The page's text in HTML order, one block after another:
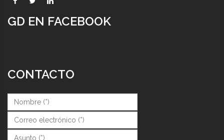
GD EN FACEBOOK
CONTACTO
Nombre (*)*
Correo (*)*
Asunto (*)*